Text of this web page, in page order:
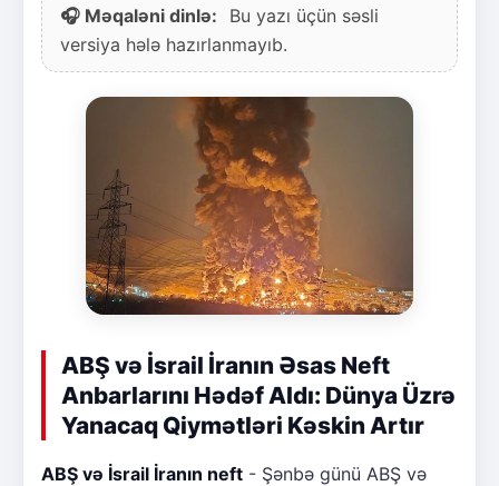
🎧 Məqaləni dinlə:
Bu yazı üçün səsli
versiya hələ hazırlanmayıb.
ABŞ və İsrail İranın Əsas Neft
Anbarlarını Hədəf Aldı: Dünya Üzrə
Yanacaq Qiymətləri Kəskin Artır
ABŞ və İsrail İranın neft - Şənbə günü ABŞ və